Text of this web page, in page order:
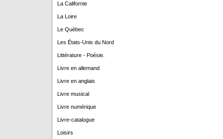
La Californie
La Loire
Le Quèbec
Les États-Unis du Nord
Littérature - Poésie.
Livre en allemand
Livre en anglais
Livre musical
Livre numérique
Livre-catalogue
Loisirs